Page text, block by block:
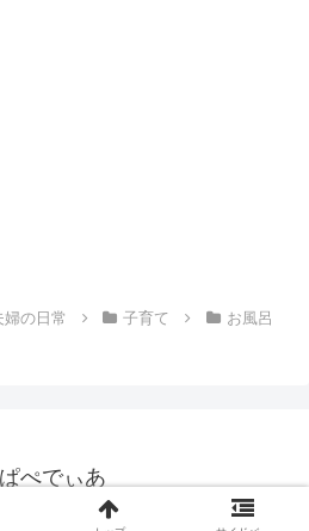
の日常 子育て お風呂
ぺでぃあ
ぱぱぺでぃあ.